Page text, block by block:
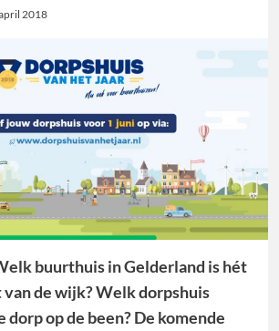
2018
buurthuis in Gelderland is hét
de wijk? Welk dorpshuis
dorp op de been? De komende